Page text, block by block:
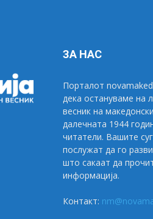
ЗА НАС
Порталот
дека остануваме на
весник на
далечната 1944
читатели. Вашите
послужат да го
што сакаат да
информација.
Контакт: